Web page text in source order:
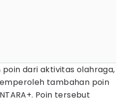
dari aktivitas olahraga,
tambahan poin
Poin tersebut